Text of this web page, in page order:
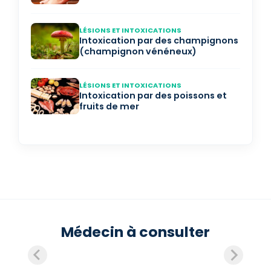
LÉSIONS ET INTOXICATIONS
Intoxication par des champignons
(champignon vénéneux)
LÉSIONS ET INTOXICATIONS
Intoxication par des poissons et
fruits de mer
Médecin à consulter